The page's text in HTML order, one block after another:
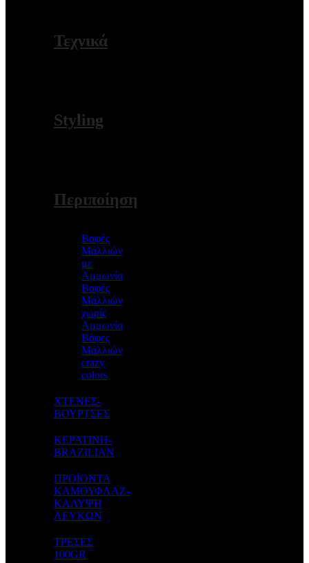
Τεχνικά
Styling
Περιποίηση
Βαφές
Μαλλιών
με
Αμμωνία
Βαφές
Μαλλιών
χωρίς
Aμμωνία
Βάφες
Μαλλιών
crazy
colors
ΧΤΕΝΕΣ-
ΒΟΥΡΤΣΕΣ
ΚΕΡΑΤΙΝΗ-
BRAZILIAN
ΠΡΟΪΟΝΤΑ
ΚΑΜΟΥΦΛΑΖ-
ΚΑΛΥΨΗ
ΛΕΥΚΩΝ
ΤΡΕΣΕΣ
100GR